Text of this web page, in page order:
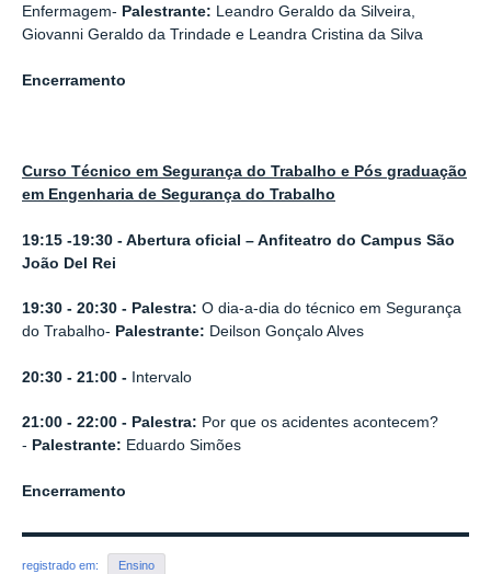
Enfermagem- Palestrante: Leandro Geraldo da Silveira,
Giovanni Geraldo da Trindade e Leandra Cristina da Silva
Encerramento
Curso Técnico em Segurança do Trabalho e Pós graduação
em Engenharia de Segurança do Trabalho
19:15 -19:30 - Abertura oficial – Anfiteatro do Campus São
João Del Rei
19:30 - 20:30 - Palestra: O dia-a-dia do técnico em Segurança
do Trabalho- Palestrante: Deilson Gonçalo Alves
20:30 - 21:00 - Intervalo
21:00 - 22:00 - Palestra: Por que os acidentes acontecem?
- Palestrante: Eduardo Simões
Encerramento
registrado em: Ensino